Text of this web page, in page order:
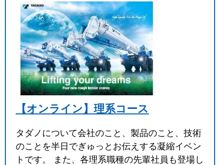
実施日数を選ぶ
キーワード
検索
閉じる
【オンライン】理系コース
タダノについて会社のこと、製品のこと、技術
のことを半日でぎゅっとお伝えする凝縮イベン
トです。 また、各理系職種の先輩社員も登場し